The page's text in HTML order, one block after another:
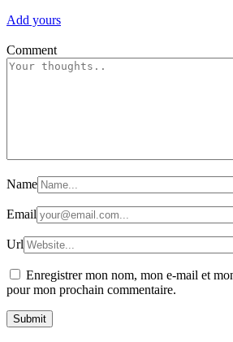
Add yours
Comment
Name
Email
Url
Enregistrer mon nom, mon e-mail et
pour mon prochain commentaire.